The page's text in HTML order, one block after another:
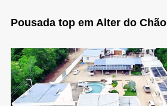
Pousada top em Alter do Chão